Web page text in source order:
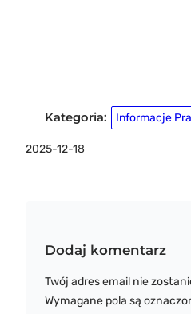
Kategoria: Informacje
2025-12-18
Dodaj komentarz
Twój adres email nie
Wymagane pola są